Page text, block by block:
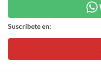
Suscríbete en: